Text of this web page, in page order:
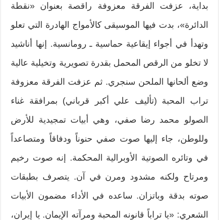
بداية، عزفت الفرقة معزوفة راقصة بعنوان «نقطة
الدائرة»، بدت فيها الموسيقى كالأمواج الهادرة التي تعلو
وتهدأ في أجواء إيقاعية حماسية ـ رومانسية. إنها أناشيد
لا تخلو من الرقص المحمل بقدرة تصويرية وتخيلية عالية
وضع ألحانها الملحن سنجري. ثم عزفت الفرقة معزوفة
تراب المحبة (تأليف علي أكبر قرباني) بمرافقة غناء
الصولو محمد رضا صفي، وهي أبيات تمجيدية للأرض
وللوطن، جاء إليها صوت صفي حنوناً ودفاقاً ومتصاعداً
في وتائره الصوتية الأوبرالية المحكمة. إنه صوت رخيم
ومرتاح ولكنه مشدود ومرن في آن. يتصرف بطبقات
صوته بدقة وباتزان. ساعده في الأداء مضمون الأبيات
الشعري: «يا تراباً قانونه المحبة ومرآته الإيمان. يا إيران،